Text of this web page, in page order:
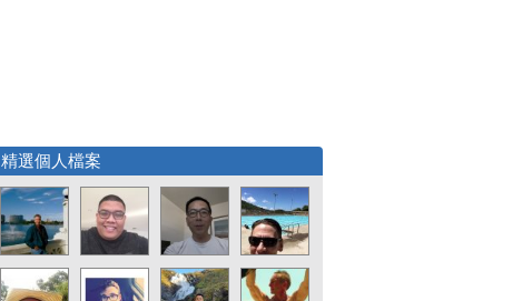
精選個人檔案